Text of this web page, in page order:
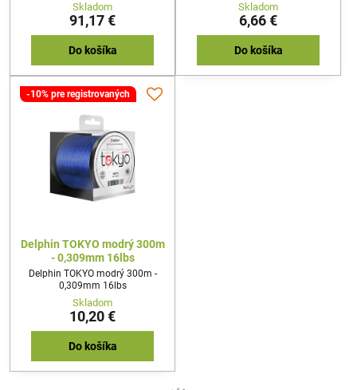
Skladom
91,17 €
Do košíka
Skladom
6,66 €
Do košíka
-10% pre registrovaných
Delphin TOKYO modrý 300m
- 0,309mm 16lbs
Delphin TOKYO modrý 300m -
0,309mm 16lbs
Skladom
10,20 €
Do košíka